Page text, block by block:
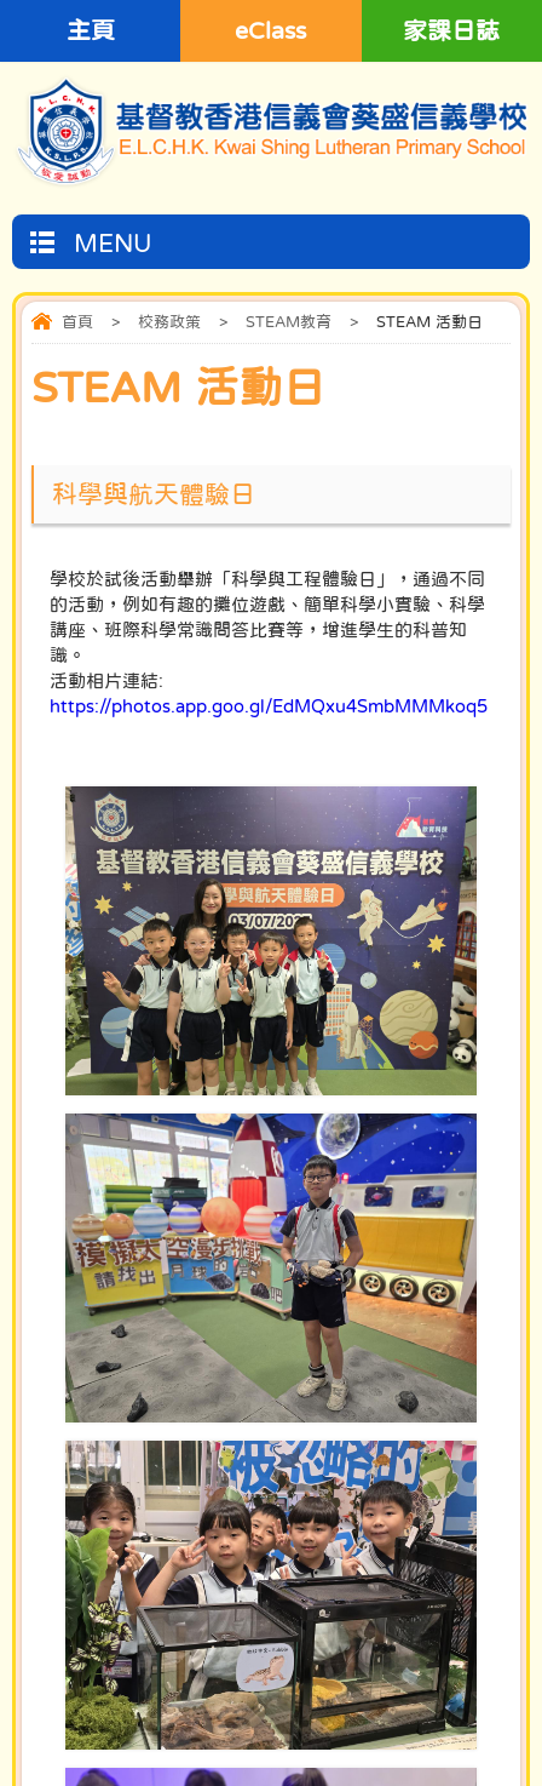
主頁 eClass 家課日誌
MENU
首頁 > 校務政策 > STEAM教育 > STEAM 活動日
STEAM 活動日
科學與航天體驗日
學校於試後活動舉辦「科學與工程體驗日」，通過不同
的活動，例如有趣的攤位遊戲、簡單科學小實驗、科學
講座、班際科學常識問答比賽等，增進學生的科普知
識。
活動相片連結:
https://photos.app.goo.gl/EdMQxu4SmbMMMkoq5